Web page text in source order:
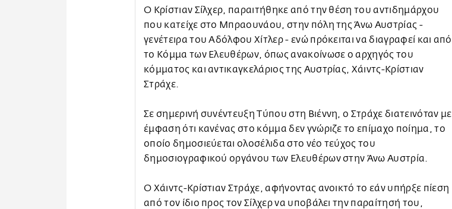
Ο Κρίστιαν Σίλχερ, παραιτήθηκε από την θέση του αντιδημάρχου
που κατείχε στο Μπραουνάου, στην πόλη της Άνω Αυστρίας -
γενέτειρα του Αδόλφου Χίτλερ - ενώ πρόκειται να διαγραφεί και από
το Κόμμα των Ελευθέρων, όπως ανακοίνωσε ο αρχηγός του
κόμματος και αντικαγκελάριος της Αυστρίας, Χάιντς-Κρίστιαν
Στράχε.
Σε σημερινή συνέντευξη Τύπου στη Βιέννη, ο Στράχε διατεινόταν με
έμφαση ότι κανένας στο κόμμα δεν γνώριζε το επίμαχο ποίημα, το
οποίο δημοσιεύεται ολοσέλιδα στο νέο τεύχος του
δημοσιογραφικού οργάνου των Ελευθέρων στην Άνω Αυστρία.
Ο Χάιντς-Κρίστιαν Στράχε, αφήνοντας ανοικτό το εάν υπήρξε πίεση
από τον ίδιο προς τον Σίλχερ να υποβάλει την παραίτησή του,